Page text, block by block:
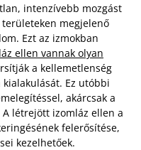
intenzívebb mozgást
megjelenő
Ezt az izmokban
ellen vannak olyan
a kellemetlenség
Ez utóbbi
akárcsak a
létrejött izomláz ellen a
felerősítése,
kezelhetőek.